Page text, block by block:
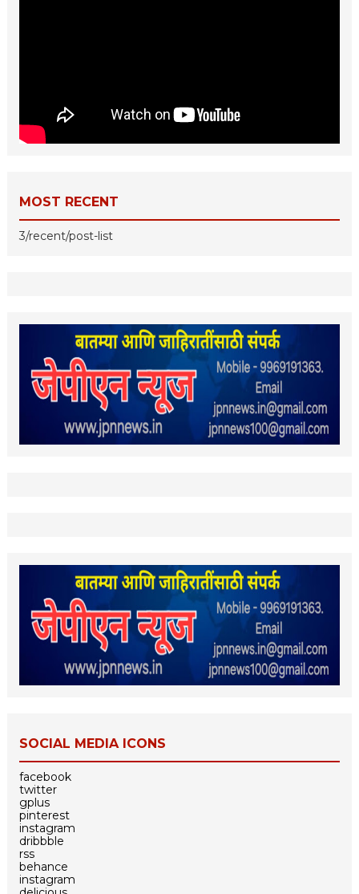
MOST RECENT
3/recent/post-list
SOCIAL MEDIA ICONS
facebook
twitter
gplus
pinterest
instagram
dribbble
rss
behance
instagram